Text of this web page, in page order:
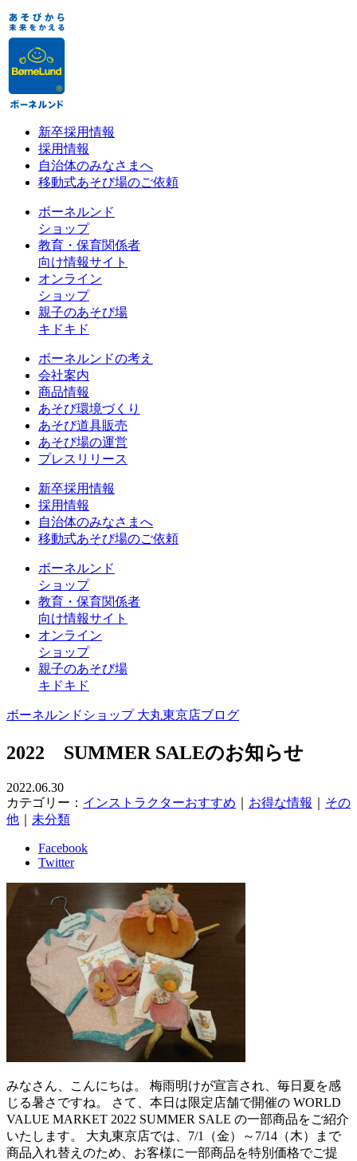
新卒採用情報
採用情報
自治体のみなさまへ
移動式あそび場のご依頼
ボーネルンド
ショップ
教育・保育関係者
向け情報サイト
オンライン
ショップ
親子のあそび場
キドキド
ボーネルンドの考え
会社案内
商品情報
あそび環境づくり
あそび道具販売
あそび場の運営
プレスリリース
新卒採用情報
採用情報
自治体のみなさまへ
移動式あそび場のご依頼
ボーネルンド
ショップ
教育・保育関係者
向け情報サイト
オンライン
ショップ
親子のあそび場
キドキド
ボーネルンドショップ 大丸東京店ブログ
2022 SUMMER SALEのお知らせ
2022.06.30
カテゴリー： インストラクターおすすめ お得な情報
その
他
未分類
Facebook
Twitter
みなさん、こんにちは。 梅雨明けが宣言され、毎日夏を感
じる暑さですね。 さて、本日は限定店舗で開催の WORLD
VALUE MARKET 2022 SUMMER SALE の一部商品をご紹介
いたします。 大丸東京店では、7/1（金）～7/14（木）まで
商品入れ替えのため、お客様に一部商品を特別価格でご提